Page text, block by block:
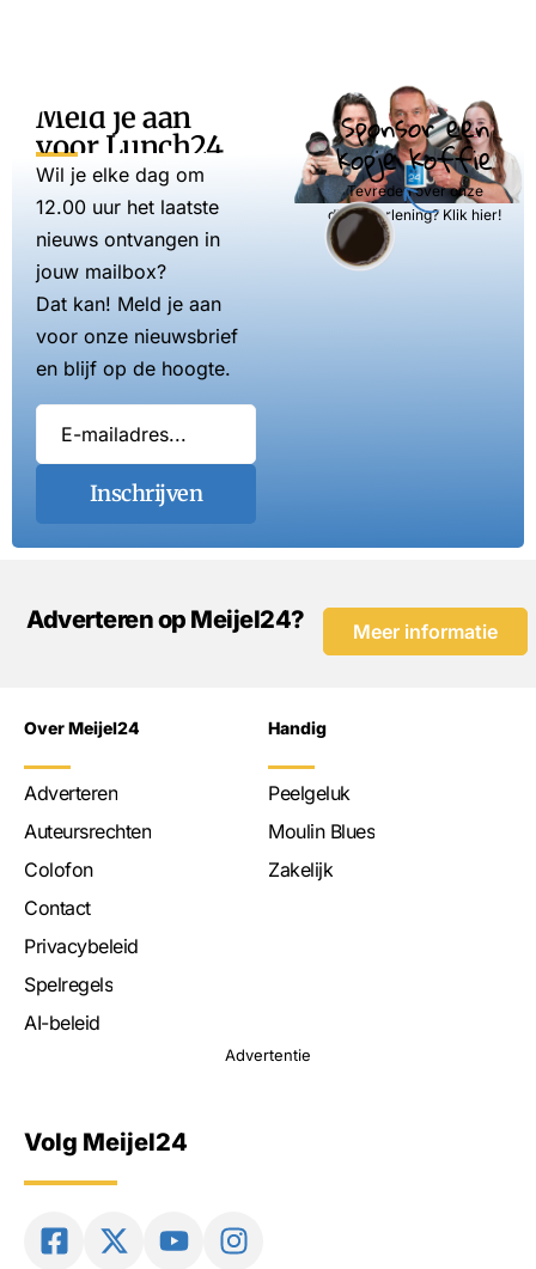
Meld je aan
voor Lunch24
Wil je elke dag om
12.00 uur het laatste
nieuws ontvangen in
jouw mailbox?
Dat kan! Meld je aan
voor onze nieuwsbrief
en blijf op de hoogte.
Inschrijven
Sponsor een
kopje koffie
Tevreden over onze
dienstverlening? Klik hier!
Adverteren op Meijel24? Meer informatie
Over Meijel24
Adverteren
Auteursrechten
Colofon
Contact
Privacybeleid
Spelregels
AI-beleid
Handig
Peelgeluk
Moulin Blues
Zakelijk
Advertentie
Volg Meijel24